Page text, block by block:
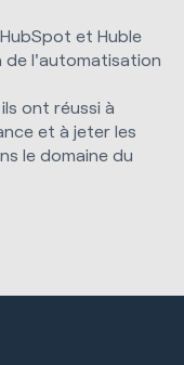
et Huble
de l'automatisation
ont réussi à
et à jeter les
le domaine du